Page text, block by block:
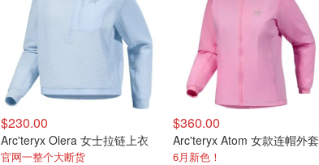
$230.00
Arc'teryx Olera 女士拉链上衣
官网一整个大断货
$360.00
Arc'teryx Atom 女款连帽外套
6月新色！